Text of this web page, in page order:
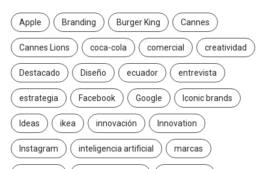
Apple Branding Burger King Cannes
Cannes Lions coca-cola comercial creatividad
Destacado Diseño ecuador entrevista
estrategia Facebook Google Iconic brands
Ideas ikea innovación Innovation
Instagram inteligencia artificial marcas